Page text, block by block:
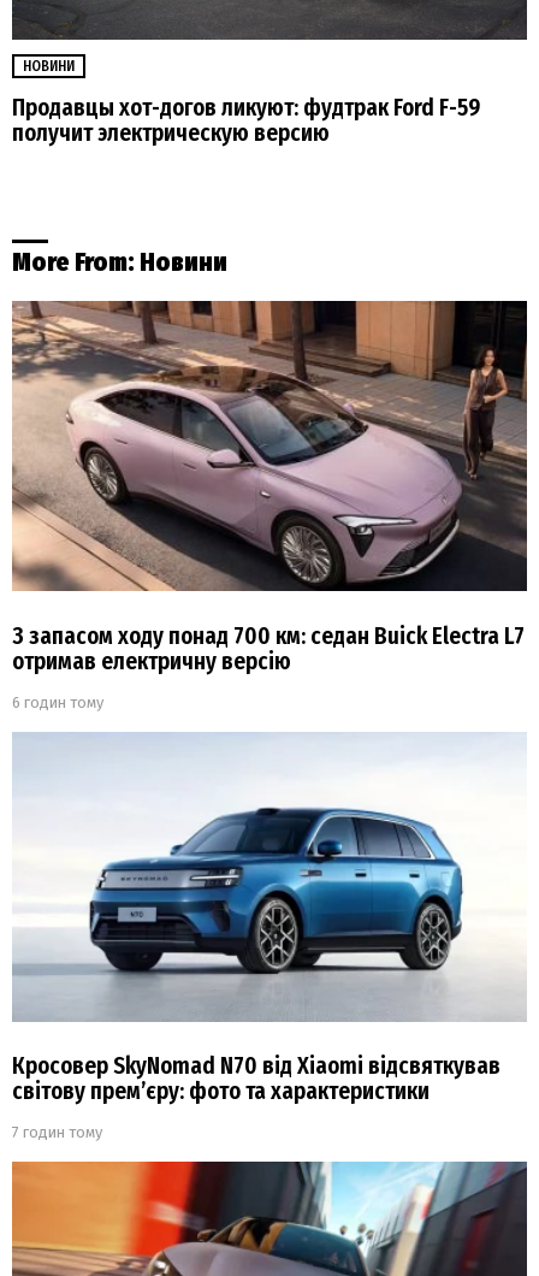
НОВИНИ
Продавцы хот-догов ликуют: фудтрак Ford F-59
получит электрическую версию
More From: Новини
З запасом ходу понад 700 км: седан Buick Electra L7
отримав електричну версію
6 годин тому
Кросовер SkyNomad N70 від Xiaomi відсвяткував
світову прем’єру: фото та характеристики
7 годин тому